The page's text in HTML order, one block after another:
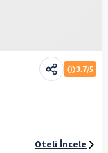
3.7/5
Oteli İncele